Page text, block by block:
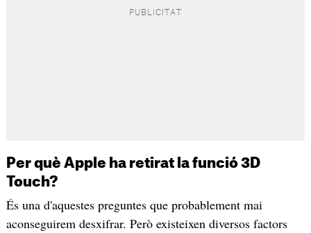
Per què Apple ha retirat la funció 3D
Touch?
És una d'aquestes preguntes que probablement mai
aconseguirem desxifrar. Però existeixen diversos factors